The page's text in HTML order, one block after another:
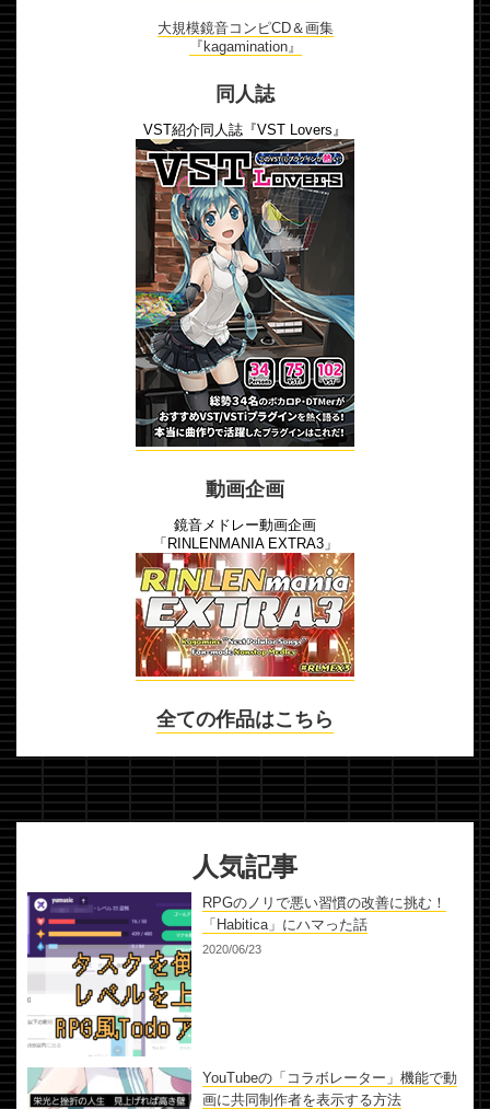
大規模鏡音コンピCD＆画集
『kagamination』
同人誌
VST紹介同人誌『VST Lovers』
動画企画
鏡音メドレー動画企画
「RINLENMANIA EXTRA3」
全ての作品はこちら
人気記事
RPGのノリで悪い習慣の改善に挑む！
「Habitica」にハマった話
2020/06/23
YouTubeの「コラボレーター」機能で動
画に共同制作者を表示する方法